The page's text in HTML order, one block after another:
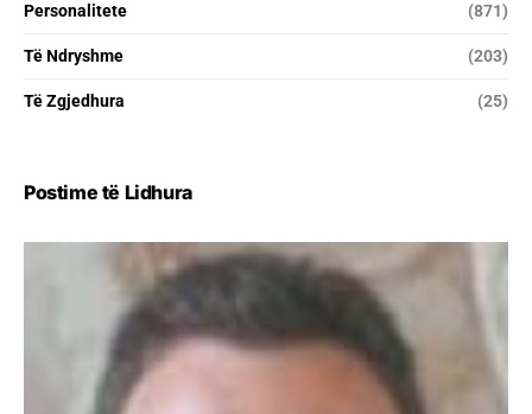
Personalitete (871)
Të Ndryshme (203)
Të Zgjedhura (25)
Postime të Lidhura